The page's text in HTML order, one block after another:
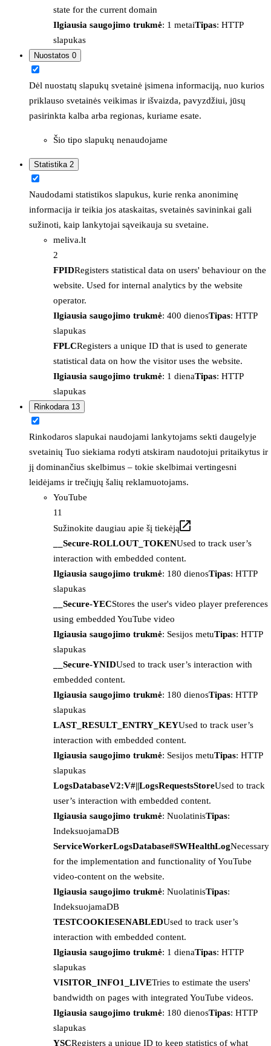
state for the current domain
Ilgiausia saugojimo trukmė: 1 metaiTipas: HTTP
slapukas
Nuostatos 0
Dėl nuostatų slapukų svetainė įsimena informaciją, nuo kurios
priklauso svetainės veikimas ir išvaizda, pavyzdžiui, jūsų
pasirinkta kalba arba regionas, kuriame esate.
Šio tipo slapukų nenaudojame
Statistika 2
Naudodami statistikos slapukus, kurie renka anoniminę
informacija ir teikia jos ataskaitas, svetainės savininkai gali
sužinoti, kaip lankytojai sąveikauja su svetaine.
meliva.lt
2
FPIDRegisters statistical data on users' behaviour on the
website. Used for internal analytics by the website
operator.
Ilgiausia saugojimo trukmė: 400 dienosTipas: HTTP
slapukas
FPLCRegisters a unique ID that is used to generate
statistical data on how the visitor uses the website.
Ilgiausia saugojimo trukmė: 1 dienaTipas: HTTP
slapukas
Rinkodara 13
Rinkodaros slapukai naudojami lankytojams sekti daugelyje
svetainių Tuo siekiama rodyti atskiram naudotojui pritaikytus ir
jį dominančius skelbimus – tokie skelbimai vertingesni
leidėjams ir trečiųjų šalių reklamuotojams.
YouTube
11
Sužinokite daugiau apie šį tiekėją
__Secure-ROLLOUT_TOKENUsed to track user’s
interaction with embedded content.
Ilgiausia saugojimo trukmė: 180 dienosTipas: HTTP
slapukas
__Secure-YECStores the user's video player preferences
using embedded YouTube video
Ilgiausia saugojimo trukmė: Sesijos metuTipas: HTTP
slapukas
__Secure-YNIDUsed to track user’s interaction with
embedded content.
Ilgiausia saugojimo trukmė: 180 dienosTipas: HTTP
slapukas
LAST_RESULT_ENTRY_KEYUsed to track user’s
interaction with embedded content.
Ilgiausia saugojimo trukmė: Sesijos metuTipas: HTTP
slapukas
LogsDatabaseV2:V#||LogsRequestsStoreUsed to track
user’s interaction with embedded content.
Ilgiausia saugojimo trukmė: NuolatinisTipas:
IndeksuojamaDB
ServiceWorkerLogsDatabase#SWHealthLogNecessary
for the implementation and functionality of YouTube
video-content on the website.
Ilgiausia saugojimo trukmė: NuolatinisTipas:
IndeksuojamaDB
TESTCOOKIESENABLEDUsed to track user’s
interaction with embedded content.
Ilgiausia saugojimo trukmė: 1 dienaTipas: HTTP
slapukas
VISITOR_INFO1_LIVETries to estimate the users'
bandwidth on pages with integrated YouTube videos.
Ilgiausia saugojimo trukmė: 180 dienosTipas: HTTP
slapukas
YSCRegisters a unique ID to keep statistics of what